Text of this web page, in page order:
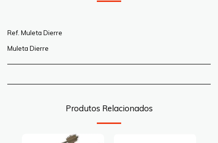
Ref. Muleta Dierre
Muleta Dierre
Produtos Relacionados